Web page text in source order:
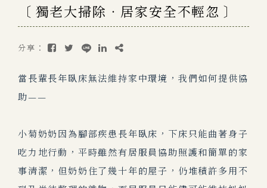
〔 獨老大掃除．居家安全不輕忽 〕
分享：
當長輩長年臥床無法維持家中環境，我們如何提供協
助——
小菊奶奶因為腳部疾患長年臥床，下床只能曲著身子
吃力地行動，平時雖然有居服員協助照護和簡單的家
事清潔，但奶奶住了幾十年的屋子，仍堆積許多用不